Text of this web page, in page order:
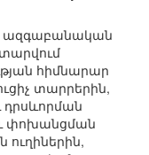
ազգաբանական
հիմնարար
տարրերին,
դրսևորման
փոխանցման